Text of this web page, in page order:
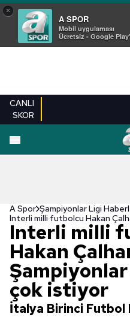
×
A SPOR
Mobil uygulaması
Ücretsiz - Google
CANLI
SKOR
A Spor Şampiyonlar Ligi
Interli milli
Hakan
Şampiyonlar
çok istiyor
İtalya Birinci Futbol